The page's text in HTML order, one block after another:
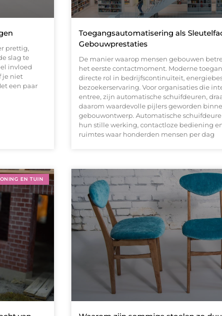
prettig,
slag te
invloed
je niet
een paar
Toegangsautomatisering als
Gebouwprestaties
De manier waarop mensen gebouwen
het eerste contactmoment. Moderne
directe rol in bedrijfscontinuïteit,
bezoekerservaring. Voor organisaties die
entree, zijn automatische schuifdeuren,
daarom waardevolle pijlers geworden
gebouwontwerp. Automatische
hun stille werking, contactloze bediening
ruimtes waar honderden mensen per dag
EN TUIN